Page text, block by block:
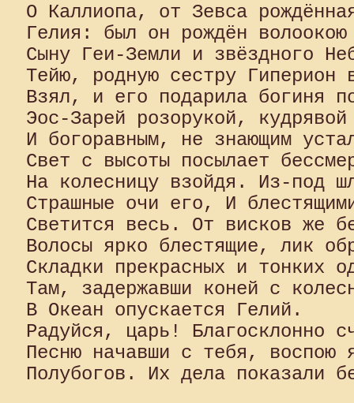
О Каллиопа, от Зевса
Гелия: был он рождён
Сыну Геи-Земли и звёздного
Тейю, родную сестру Гиперион
Взял, и его подарила богиня
Эос-Зарей розорукой,
И богоравным, не знающим
Свет с высоты посылает
На колесницу взойдя. Из-под
Страшные очи его, И
Светится весь. От висков же
Волосы ярко блестящие, лик
Складки прекрасных и тонких
Там, задержавши коней с
В Океан опускается Гелий.
Радуйся, царь! Благосклонно
Песню начавши с тебя,